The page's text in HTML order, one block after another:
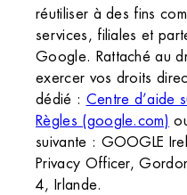
réutiliser à des fins
services, filiales et
Google. Rattaché au
exercer vos droits
dédié : Centre d’aide
Règles (google.com)
suivante : GOOGLE
Privacy Officer,
4, Irlande.